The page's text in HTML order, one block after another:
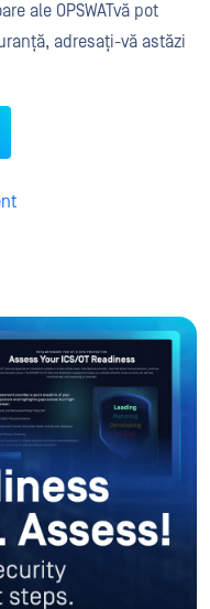
ale OPSWATvă pot
adresați-vă astăzi